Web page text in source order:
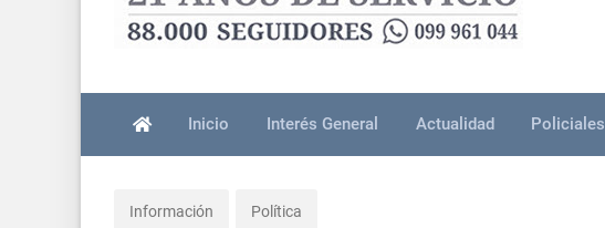
Inicio Interés General Actualidad Policiales
Información Política